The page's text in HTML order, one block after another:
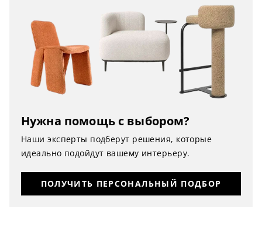
Нужна помощь с выбором?
Наши эксперты подберут решения, которые
идеально подойдут вашему интерьеру.
ПОЛУЧИТЬ ПЕРСОНАЛЬНЫЙ ПОДБОР